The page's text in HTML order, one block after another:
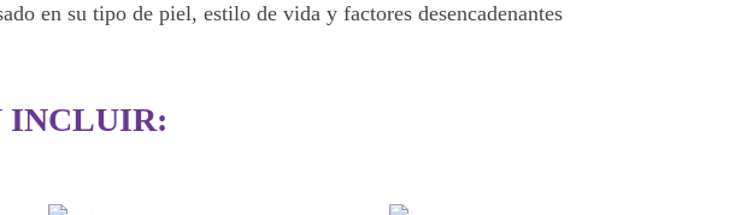
en su tipo de piel, estilo de vida y factores desencadenantes
INCLUIR: